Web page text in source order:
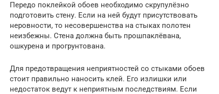
Передо поклейкой обоев необходимо скрупулёзно
подготовить стену. Если на ней будут присутствовать
неровности, то несовершенства на стыках полотен
неизбежны. Стена должна быть прошпаклёвана,
ошкурена и прогрунтована.
Для предотвращения неприятностей со стыками обоев
стоит правильно наносить клей. Его излишки или
недостаток ведут к неприятным последствиям. Если